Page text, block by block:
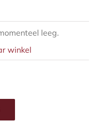
leeg.
winkel